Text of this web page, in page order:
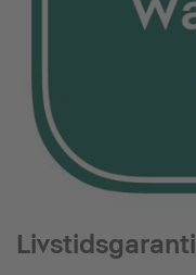
Livstidsgaranti